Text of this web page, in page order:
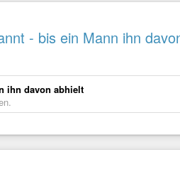
- bis ein Mann ihn
ihn davon abhielt